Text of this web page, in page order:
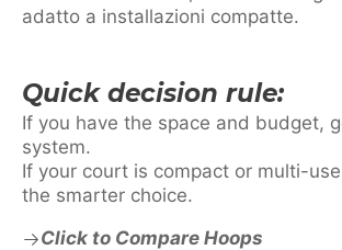
adatto a installazioni compatte.
Quick decision rule:
If you have the space and budget,
system.
If your court is compact or multi-
the smarter choice.
Click to Compare Hoops